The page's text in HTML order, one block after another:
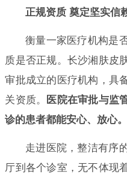
正规资质 奠定坚实信
衡量一家医疗机构是
质是否正规。长沙湘肤皮
审批成立的医疗机构，具
关资质。
医院在审批与监
诊的患者都能安心、放心。
走进医院，整洁有序
厅到各个诊室，无不体现